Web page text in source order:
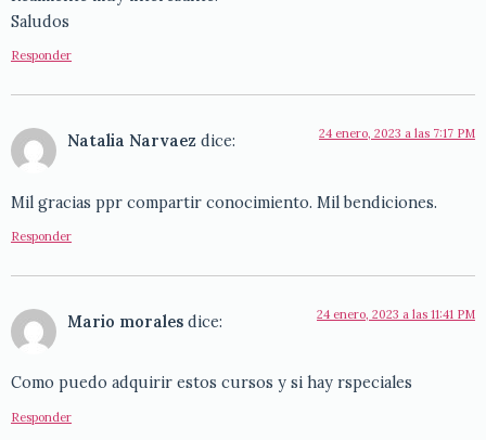
Saludos
Responder
Natalia Narvaez dice: 24 enero, 2023 a las 7:17 PM
Mil gracias ppr compartir conocimiento. Mil bendiciones.
Responder
Mario morales dice: 24 enero, 2023 a las 11:41 PM
Como puedo adquirir estos cursos y si hay rspeciales
Responder